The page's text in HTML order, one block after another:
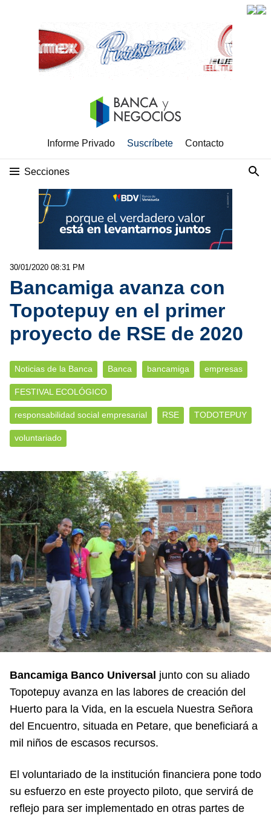
Informe Privado Suscríbete Contacto
Secciones
30/01/2020 08:31 PM
Bancamiga avanza con
Topotepuy en el primer
proyecto de RSE de 2020
Noticias de la Banca Banca bancamiga empresas
FESTIVAL ECOLÓGICO
responsabilidad social empresarial RSE TODOTEPUY
voluntariado
Bancamiga Banco Universal junto con su aliado
Topotepuy avanza en las labores de creación del
Huerto para la Vida, en la escuela Nuestra Señora
del Encuentro, situada en Petare, que beneficiará a
mil niños de escasos recursos.
El voluntariado de la institución financiera pone todo
su esfuerzo en este proyecto piloto, que servirá de
reflejo para ser implementado en otras partes de